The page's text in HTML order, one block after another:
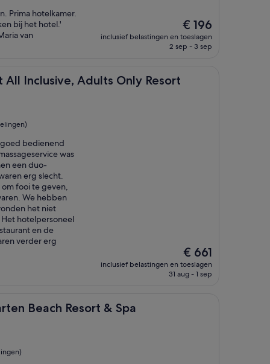
Prima hotelkamer.
bij het hotel.'
van
De
prijs
is
€ 196
inclusief belastingen en toeslagen
2 sep - 3 sep
All Inclusive, Adults Only Resort
Adults Only Resort
bedienend
was
een duo-
erg slecht.
om fooi te geven,
We hebben
het niet
hotelpersoneel
en de
verder erg
De
prijs
is
€ 661
inclusief belastingen en toeslagen
31 aug - 1 sep
Beach Resort & Spa
Resort & Spa